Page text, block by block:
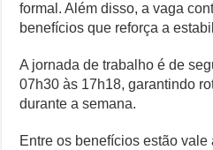
formal. Além disso, a vaga
benefícios que reforça a
A jornada de trabalho é de
07h30 às 17h18, garantindo
durante a semana.
Entre os benefícios estão